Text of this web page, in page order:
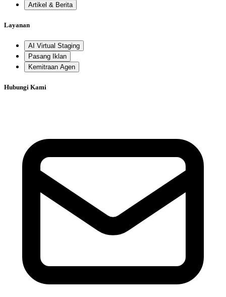
Artikel & Berita
Layanan
AI Virtual Staging
Pasang Iklan
Kemitraan Agen
Hubungi Kami